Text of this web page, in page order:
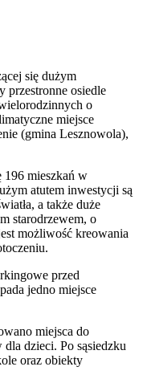
się dużym
przestronne osiedle
o
miejsce
(gmina Lesznowola),
196 mieszkań w
atutem inwestycji są
a także duże
starodrzewem, o
możliwość kreowania
przed
jedno miejsce
miejsca do
dla dzieci. Po sąsiedzku
oraz obiekty